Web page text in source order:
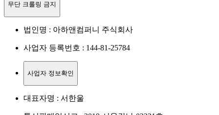
무단 크롤링 금지
법인명 : 아하앤컴퍼니 주식회사
사업자 등록번호 : 144-81-25784
사업자 정보확인
대표자명 : 서한울